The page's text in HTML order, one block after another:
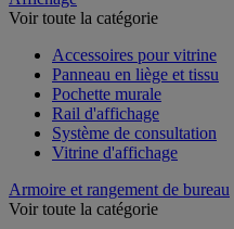
Voir toute la catégorie
Accessoires pour vitrine
Panneau en liège et tissu
Pochette murale
Rail d'affichage
Système de consultation
Vitrine d'affichage
Armoire et rangement de bureau
Voir toute la catégorie